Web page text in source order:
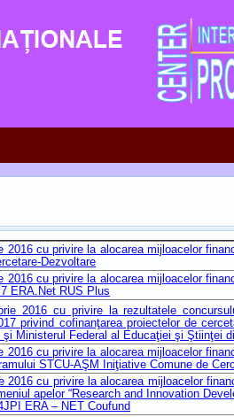
2016 cu privire la alocarea mijloacelor
Dezvoltare
2016 cu privire la alocarea mijloacelor
ERA.Net RUS Plus
2016 cu privire la rezultatele
privind cofinanţarea proiectelor de
Ministerul Federal al Educaţiei şi Ştiinţei
2016 cu privire la alocarea mijloacelor
STCU-AŞM Iniţiative Comune de
2016 cu privire la alocarea mijloacelor
apelor “Research and Innovation
ERA – NET Coufund